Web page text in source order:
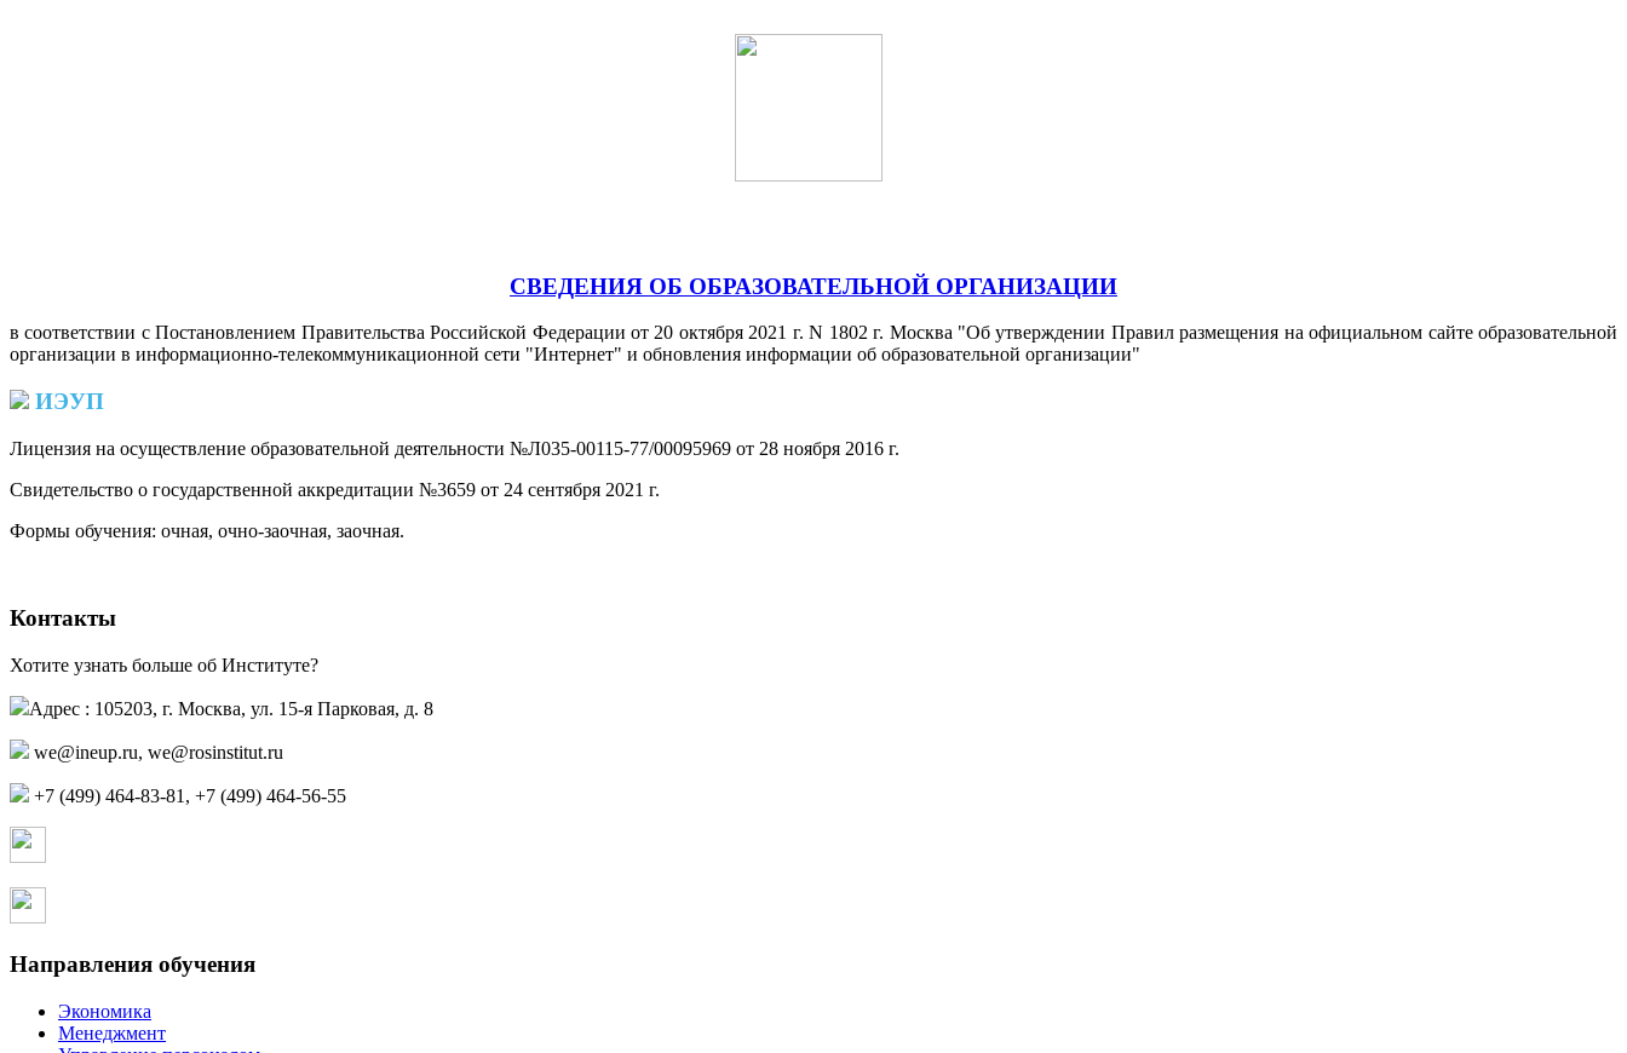
СВЕДЕНИЯ ОБ ОБРАЗОВАТЕЛЬНОЙ ОРГАНИЗАЦИИ
в соответствии с Постановлением Правительства Российской Федерации от 20 октября 2021 г. N 1802 г. Москва "Об утверждении Правил размещения на официальном сайте образовательной
организации в информационно-телекоммуникационной сети "Интернет" и обновления информации об образовательной организации"
ИЭУП
Лицензия на осуществление образовательной деятельности №Л035-00115-77/00095969 от 28 ноября 2016 г.
Свидетельство о государственной аккредитации №3659 от 24 сентября 2021 г.
Формы обучения: очная, очно-заочная, заочная.
Контакты
Хотите узнать больше об Институте?
Адрес : 105203, г. Москва, ул. 15-я Парковая, д. 8
,
+7 (499) 464-83-81, +7 (499) 464-56-55
Направления обучения
Экономика
Менеджмент